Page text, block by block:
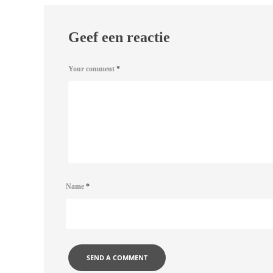
Geef een reactie
Your comment *
Name *